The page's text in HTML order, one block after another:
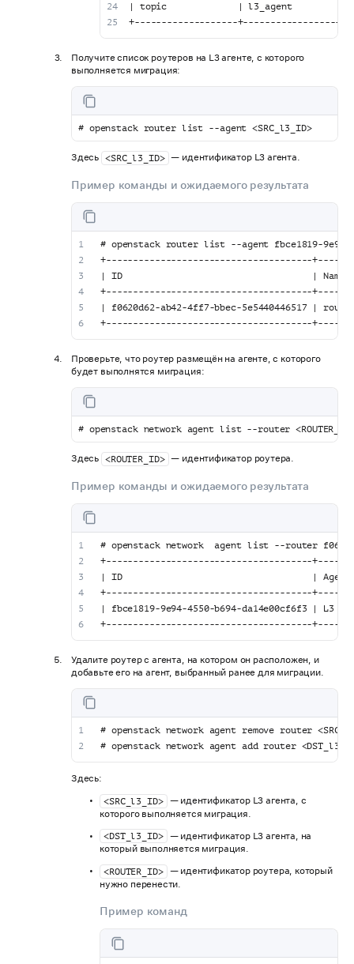
| topic             | l3_agent
+-------------------
Получите список роутеров на L3 агенте, с которого
выполняется миграция:
# openstack router list --agent <SRC_l3_ID>
Здесь <SRC_l3_ID> — идентификатор L3 агента.
Пример команды и ожидаемого результата
# openstack router list --agent fbce1819-9e94-
+--------------------------------------
| ID                                   | Name
+--------------------------------------
| f0620d62-ab42-4ff7-bbec-5e5440446517 |
+--------------------------------------
Проверьте, что роутер размещён на агенте, с которого
будет выполнятся миграция:
# openstack network agent list --router
Здесь <ROUTER_ID> — идентификатор роутера.
Пример команды и ожидаемого результата
# openstack network  agent list --router
+--------------------------------------
| ID                                   | Agent
+--------------------------------------
| fbce1819-9e94-4550-b694-da14e00cf6f3
+--------------------------------------
Удалите роутер с агента, на котором он расположен, и
добавьте его на агент, выбранный ранее для миграции.
# openstack network agent remove router
# openstack network agent add router
Здесь:
<SRC_l3_ID> — идентификатор L3 агента, с
которого выполняется миграция.
<DST_l3_ID> — идентификатор L3 агента, на
который выполняется миграция.
<ROUTER_ID> — идентификатор роутера, который
нужно перенести.
Пример команд